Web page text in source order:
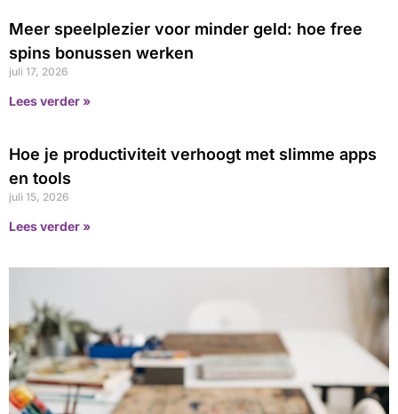
Meer speelplezier voor minder geld: hoe free
spins bonussen werken
juli 17, 2026
Lees verder »
Hoe je productiviteit verhoogt met slimme apps
en tools
juli 15, 2026
Lees verder »